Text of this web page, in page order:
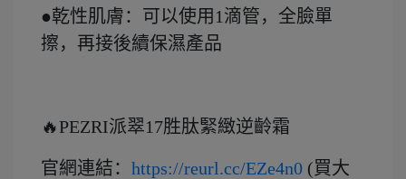
●乾性肌膚：可以使用1滴管，全臉單
擦，再接後續保濕產品
🔥PEZRI派翠17胜肽緊緻逆齡霜
官網連結： https://reurl.cc/EZe4n0 (買大